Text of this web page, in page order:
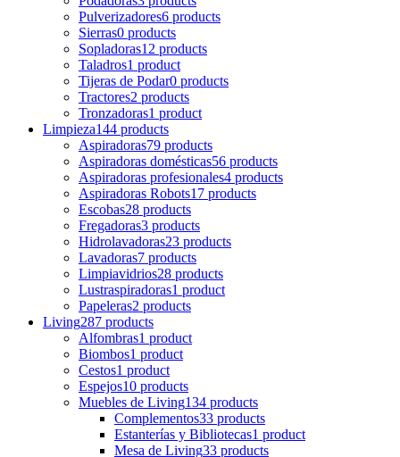
Pulverizadores6 products
Sierras0 products
Sopladoras12 products
Taladros1 product
Tijeras de Podar0 products
Tractores2 products
Tronzadoras1 product
Limpieza144 products
Aspiradoras79 products
Aspiradoras domésticas56 products
Aspiradoras profesionales4 products
Aspiradoras Robots17 products
Escobas28 products
Fregadoras3 products
Hidrolavadoras23 products
Lavadoras7 products
Limpiavidrios28 products
Lustraspiradoras1 product
Papeleras2 products
Living287 products
Alfombras1 product
Biombos1 product
Cestos1 product
Espejos10 products
Muebles de Living134 products
Complementos33 products
Estanterías y Bibliotecas1 product
Mesa de Living33 products